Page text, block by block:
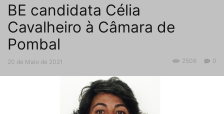
BE candidata Célia
Cavalheiro à Câmara de
Pombal
20 de Maio de 2021 0
2506